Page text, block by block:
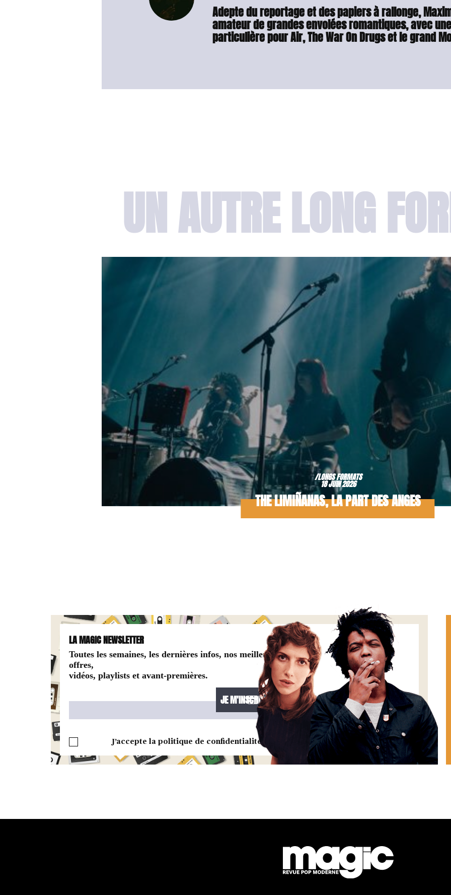
Adepte du reportage et des papiers à rallonge,
amateur de grandes envolées romantiques, avec
particulière pour Air, The War On Drugs et le grand
UN AUTRE LONG
/LONGS FORMATS
18 JUIN 2026
THE LIMIÑANAS, LA PART DES ANGES
LA MAGIC NEWSLETTER
Toutes les semaines, les dernières infos, nos meilleures
offres,
vidéos, playlists et avant-premières.
J’accepte la politique de confidentialité.